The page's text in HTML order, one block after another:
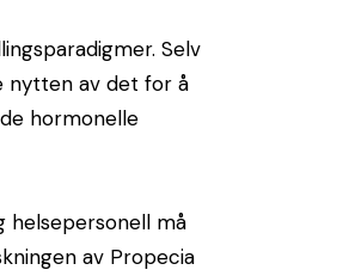
Selv
nytten av det for å
hormonelle
helsepersonell må
av Propecia